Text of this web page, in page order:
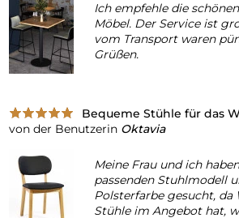
Ich empfehle die
Möbel. Der Service ist
vom Transport waren
Grüßen.
Bequeme Stühle für das
von der Benutzerin Oktavia
Meine Frau und ich
passenden Stuhlmodell
Polsterfarbe gesucht, da
Stühle im Angebot hat,